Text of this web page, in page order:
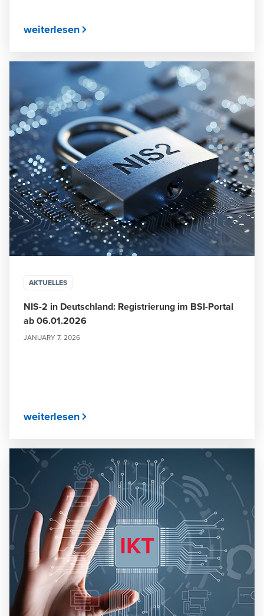
weiterlesen
AKTUELLES
NIS-2 in Deutschland: Registrierung im BSI-Portal
ab 06.01.2026
JANUARY 7, 2026
weiterlesen